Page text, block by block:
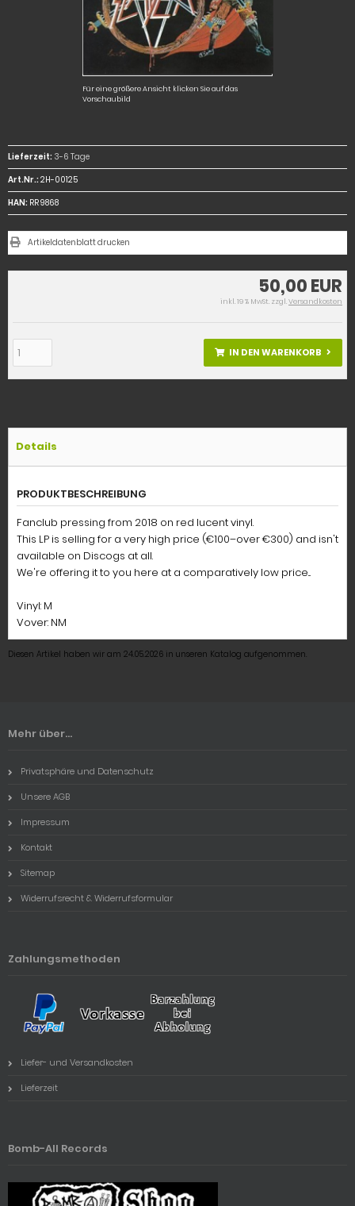
Für eine größere Ansicht klicken Sie auf das
Vorschaubild
50,00 EUR
inkl. 19 % MwSt. zzgl.Versandkosten
IN DEN WARENKORB
Lieferzeit: 3-6 Tage
Art.Nr.:2H-00125
HAN: RR 9868
Artikeldatenblatt drucken
Details
PRODUKTBESCHREIBUNG
Fanclub pressing from 2018 on red lucent vinyl.
This LP is selling for a very high price (€100–over €300) and isn't
available on Discogs at all.
We're offering it to you here at a comparatively low price...
Vinyl: M
Vover: NM
Diesen Artikel haben wir am 24.05.2026 in unseren Katalog aufgenommen.
Mehr über...
Privatsphäre und Datenschutz
Unsere AGB
Impressum
Kontakt
Sitemap
Widerrufsrecht & Widerrufsformular
Zahlungsmethoden
Liefer- und Versandkosten
Lieferzeit
Bomb-All Records